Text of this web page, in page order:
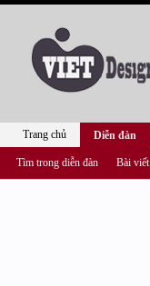
Trang chủ Diễn đàn
Tìm trong diễn đàn Bài